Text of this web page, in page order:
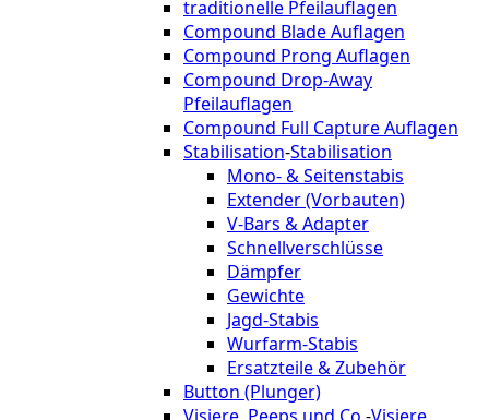
traditionelle Pfeilauflagen
Compound Blade Auflagen
Compound Prong Auflagen
Compound Drop-Away
Pfeilauflagen
Compound Full Capture Auflagen
Stabilisation-Stabilisation
Mono- & Seitenstabis
Extender (Vorbauten)
V-Bars & Adapter
Schnellverschlüsse
Dämpfer
Gewichte
Jagd-Stabis
Wurfarm-Stabis
Ersatzteile & Zubehör
Button (Plunger)